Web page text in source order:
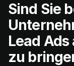
Sind Sie
Lead
zu